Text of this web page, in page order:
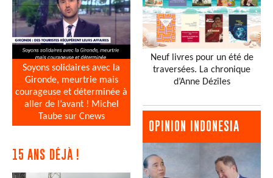
Soyons solidaires avec la
Gironde, meurtrie mais
courageuse et déterminée à
aller de l’avant ! Michel
Taube sur Cnews
15 ANS DÉJÀ !
Neuf livres pour un été de
traversées. La chronique
d’Anne Dézîles
OPINION INDONESIA